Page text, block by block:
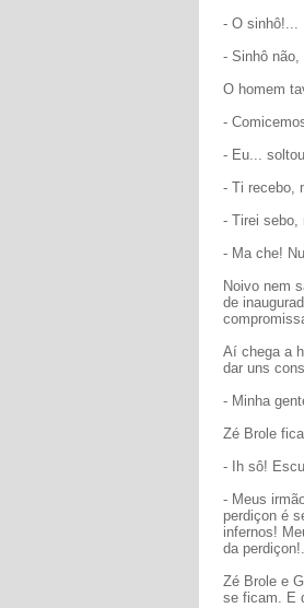
- O sinhô!...
- Sinhô não,
O homem
-
- Eu...
- Ti recebo,
- Tirei sebo,
- Ma che!
Noivo nem
de
Aí chega a
dar uns
- Minha
Zé Brole
- Ih sô!
- Meus
perdiçon é
infernos!
da
Zé Brole e
se ficam. E